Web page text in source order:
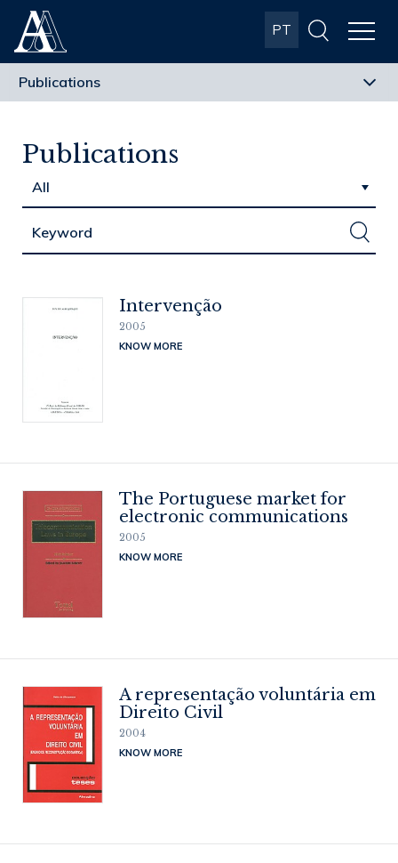
Albuquerque
& Almeida
PT
Publications
Intervenção
2005
KNOW MORE
The Portuguese market for
electronic communications
2005
KNOW MORE
A representação voluntária em
Direito Civil
2004
KNOW MORE